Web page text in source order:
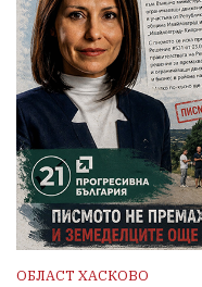
ОБЛАСТ ХАСКОВО